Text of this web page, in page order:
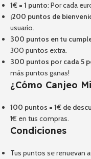
1€ = 1 punto: Por cada
¡200 puntos de
usuario.
300 puntos en tu
300 puntos extra.
300 puntos por cada 5
más puntos ganas!
¿Cómo Canjeo
100 puntos = 1€ de
1€ en tus compras.
Condiciones
Tus puntos se renuevan